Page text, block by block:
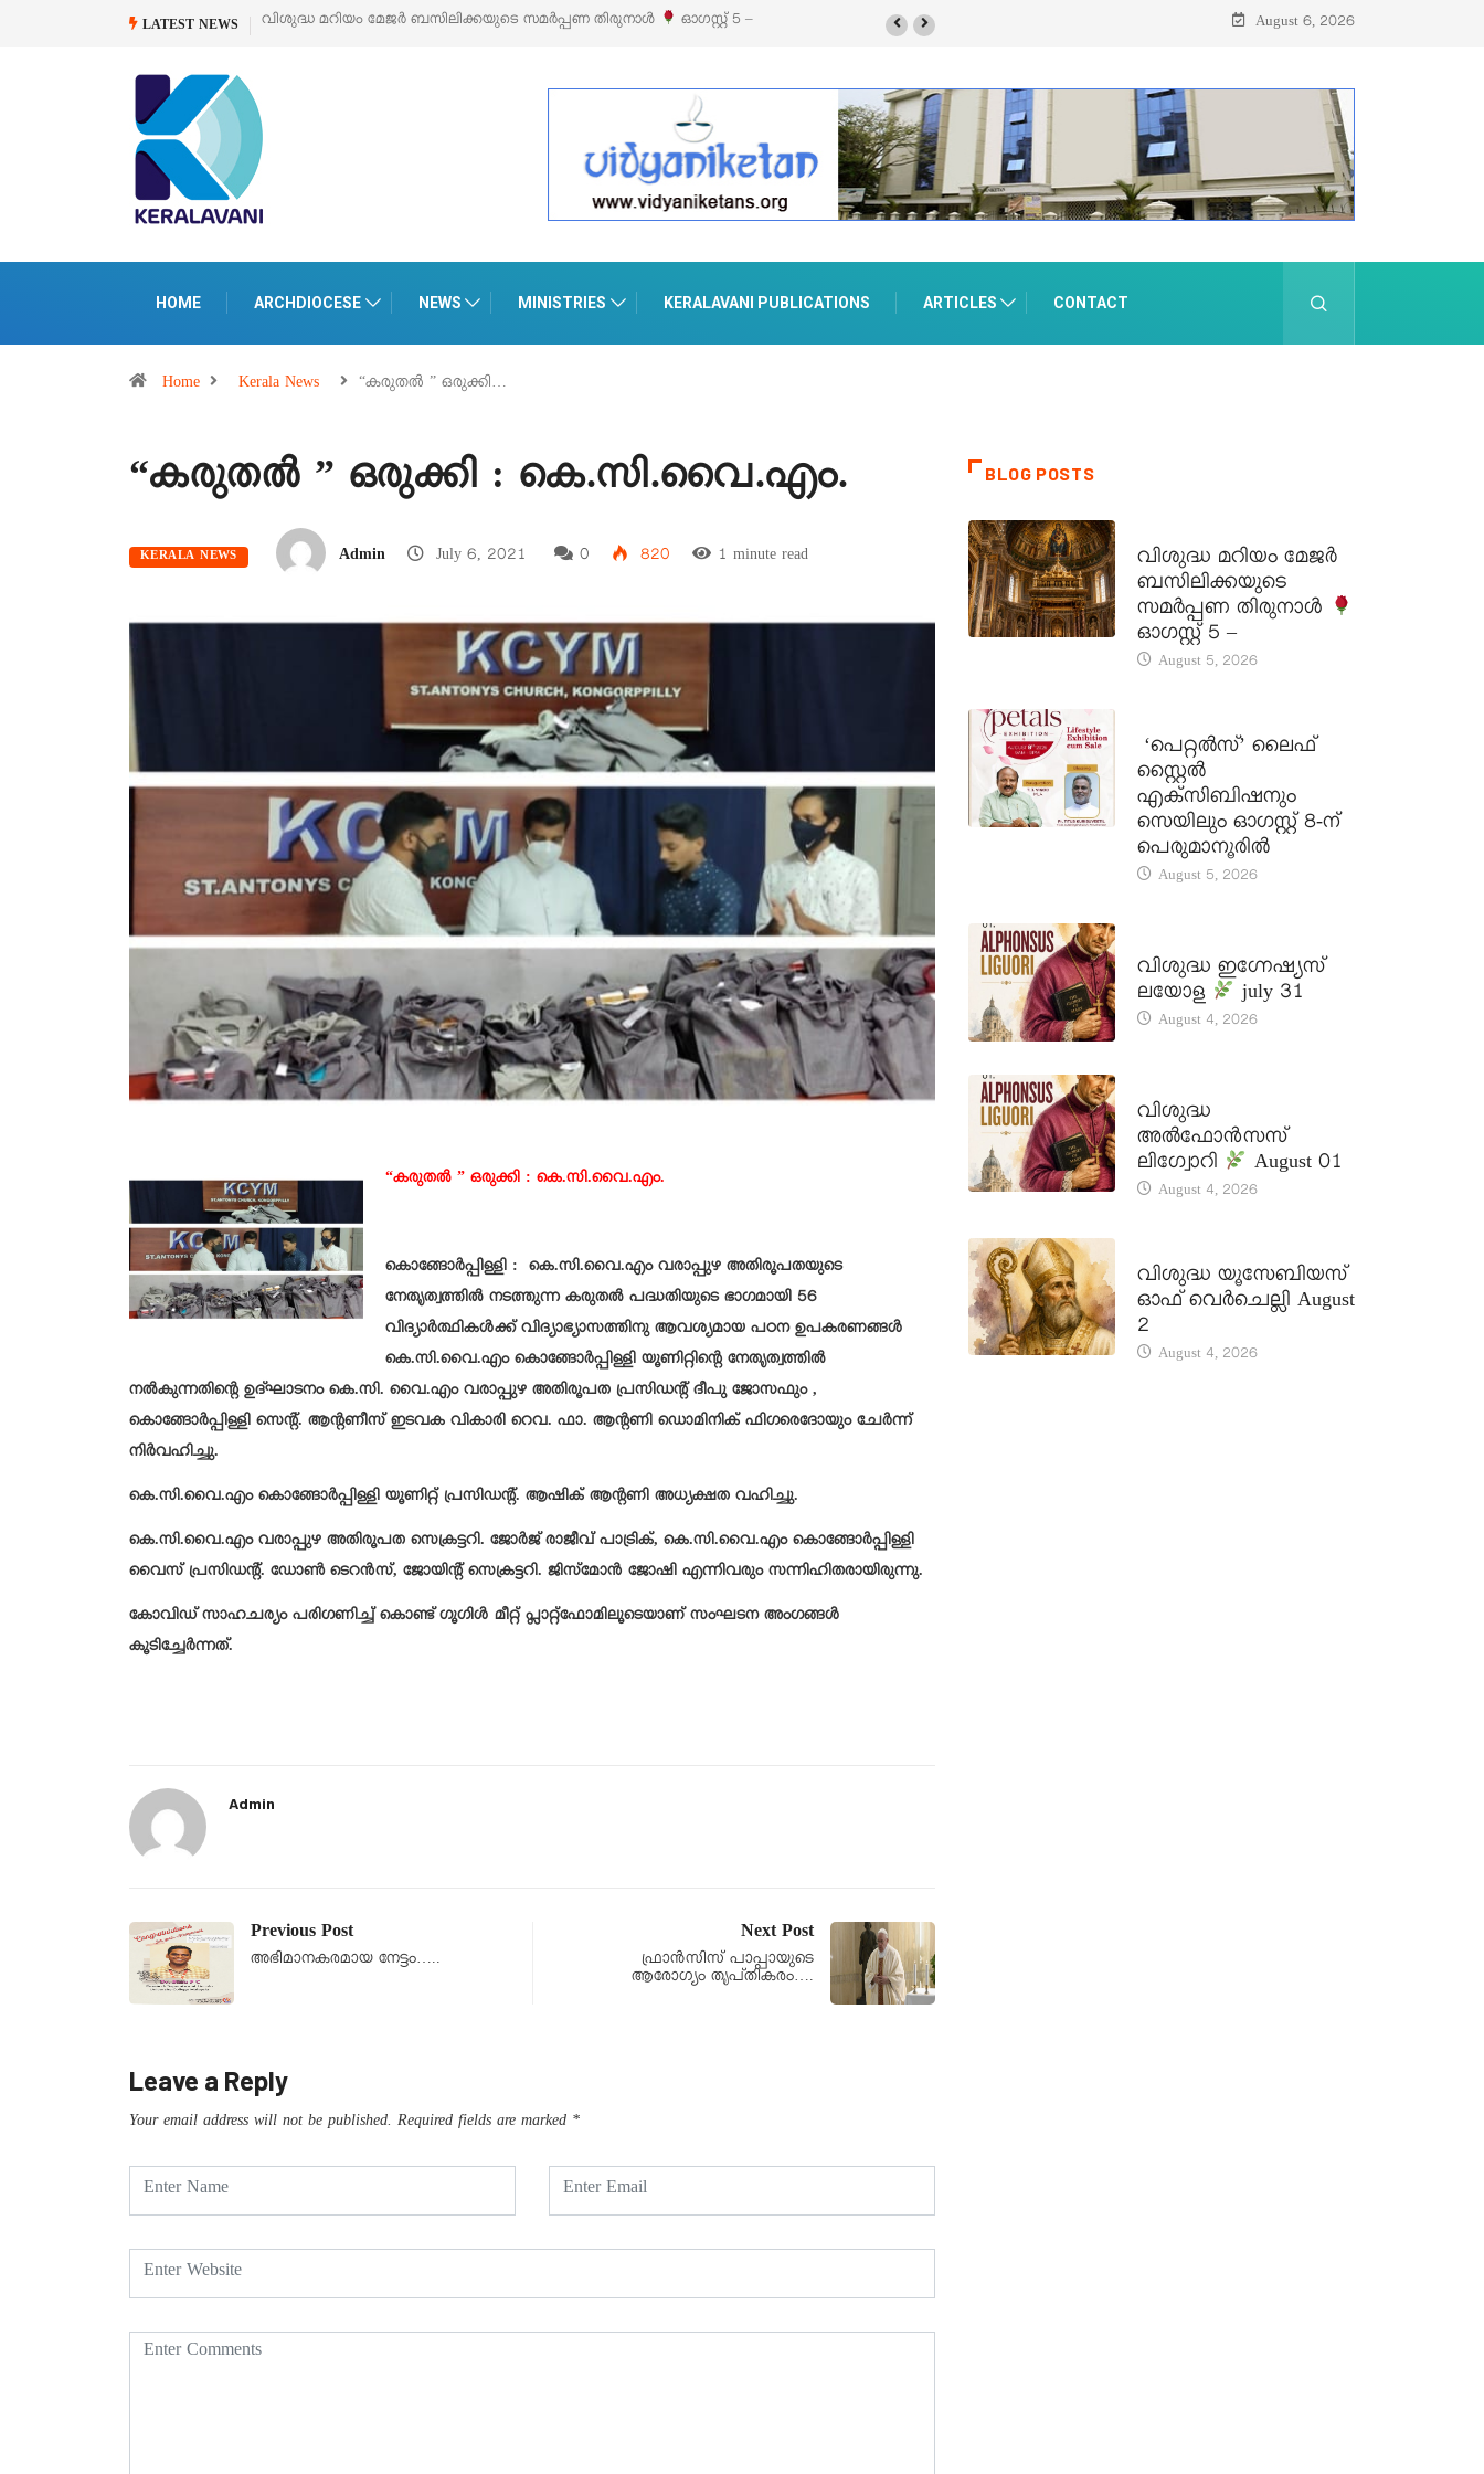
LATEST NEWS
വിശുദ്ധ മറിയം മേജർ ബസിലിക്കയുടെ സമർപ്പണ തിരുനാൾ ഓഗസ്റ്റ് 5 – ‘പെറ്റൽസ്’ ലൈഫ് സ്റ്റൈൽ എക്സിബിഷനും സെയിലും ഓഗസ്റ്റ് 8-ന്
August 6, 2026
HOME ARCHDIOCESE NEWS MINISTRIES KERALAVANI PUBLICATIONS ARTICLES CONTACT
Home Kerala News “കരുതൽ ” ഒരുക്കി…
“കരുതൽ ” ഒരുക്കി : കെ.സി.വൈ.എം.
KERALA NEWS Admin July 6, 2021 0 820 1 minute read
“കരുതൽ ” ഒരുക്കി : കെ.സി.വൈ.എം.
കൊങ്ങോർപ്പിള്ളി : കെ.സി.വൈ.എം വരാപ്പുഴ അതിരൂപതയുടെ
നേതൃത്വത്തിൽ നടത്തുന്ന കരുതൽ പദ്ധതിയുടെ ഭാഗമായി 56
വിദ്യാർത്ഥികൾക്ക് വിദ്യാഭ്യാസത്തിനു ആവശ്യമായ പഠന ഉപകരണങ്ങൾ
കെ.സി.വൈ.എം കൊങ്ങോർപ്പിള്ളി യൂണിറ്റിന്റെ നേതൃത്വത്തിൽ
നൽകുന്നതിൻ്റെ ഉദ്ഘാടനം കെ.സി. വൈ.എം വരാപ്പുഴ അതിരൂപത പ്രസിഡൻ്റ് ദീപു ജോസഫും ,
കൊങ്ങോർപ്പിള്ളി സെന്റ്. ആന്റണീസ് ഇടവക വികാരി റെവ. ഫാ. ആൻ്റണി ഡൊമിനിക് ഫിഗരെദോയും ചേർന്ന്
നിർവഹിച്ചു.
കെ.സി.വൈ.എം കൊങ്ങോർപ്പിള്ളി യൂണിറ്റ് പ്രസിഡൻ്റ്. ആഷിക് ആൻ്റണി അധ്യക്ഷത വഹിച്ചു.
കെ.സി.വൈ.എം വരാപ്പുഴ അതിരൂപത സെക്രട്ടറി. ജോർജ് രാജീവ് പാട്രിക്, കെ.സി.വൈ.എം കൊങ്ങോർപ്പിള്ളി
വൈസ് പ്രസിഡൻ്റ്. ഡോൺ ടെറൻസ്, ജോയിൻ്റ് സെക്രട്ടറി. ജിസ്മോൻ ജോഷി എന്നിവരും സന്നിഹിതരായിരുന്നു.
കോവിഡ് സാഹചര്യം പരിഗണിച്ച് കൊണ്ട് ഗൂഗിൾ മീറ്റ് പ്ലാറ്റ്ഫോമിലൂടെയാണ് സംഘടന അംഗങ്ങൾ
കൂടിച്ചേർന്നത്.
Admin
Previous Post
അഭിമാനകരമായ നേട്ടം…..
Next Post
ഫ്രാൻസിസ് പാപ്പായുടെ
ആരോഗ്യം തൃപ്തികരം….
Leave a Reply
Your email address will not be published. Required fields are marked *
BLOG POSTS
വിശുദ്ധ മറിയം മേജർ
ബസിലിക്കയുടെ
സമർപ്പണ തിരുനാൾ
ഓഗസ്റ്റ് 5 –
August 5, 2026
‘പെറ്റൽസ്’ ലൈഫ്
സ്റ്റൈൽ
എക്സിബിഷനും
സെയിലും ഓഗസ്റ്റ് 8-ന്
പെരുമാനൂരിൽ
August 5, 2026
വിശുദ്ധ ഇഗ്നേഷ്യസ്
ലയോള
july 31
August 4, 2026
വിശുദ്ധ
അൽഫോൻസസ്
ലിഗ്വോറി
August 01
August 4, 2026
വിശുദ്ധ യൂസേബിയസ്
ഓഫ് വെർചെല്ലി August
2
August 4, 2026